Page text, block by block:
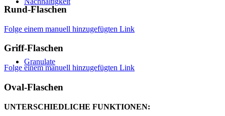
Granulate
Rund-Flaschen
Folge einem manuell hinzugefügten Link
Griff-Flaschen
Folge einem manuell hinzugefügten Link
Oval-Flaschen
UNTERSCHIEDLICHE FUNKTIONEN: